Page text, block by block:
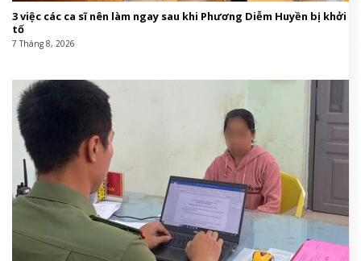
3 việc các ca sĩ nên làm ngay sau khi Phương Diễm Huyền bị khởi
tố
7 Tháng 8, 2026